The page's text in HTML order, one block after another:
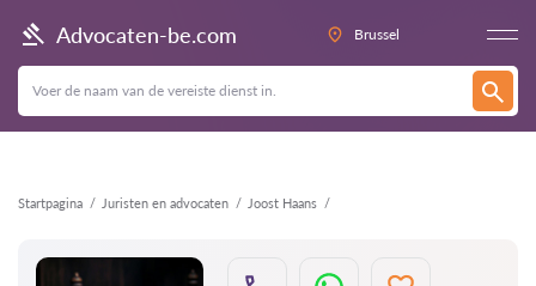
Advocaten-be.com Brussel
Startpagina Juristen en advocaten Joost Haans
Terug